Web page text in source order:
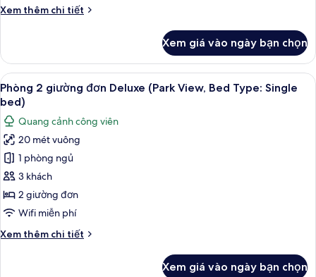
công
17
Sqm)
Xem thêm chi tiết
Chi
Phòng
đôi
Superior,
quang
cảnh
công
viên
(Queen,
17
Sqm)
Xem giá vào ngày bạn chọn
Xem
tất
cả
ảnh
Phòng
2
giường
đơn
Deluxe
View,
Phòng 2 giường đơn Deluxe (Park
15
Phòng 2 giường đơn Deluxe (Park View, Bed Type: Single
bed)
Quang cảnh công viên
20 mét vuông
1 phòng ngủ
3 khách
2 giường đơn
Wifi miễn phí
Xem thêm chi tiết
Chi
Xem giá vào ngày bạn chọn